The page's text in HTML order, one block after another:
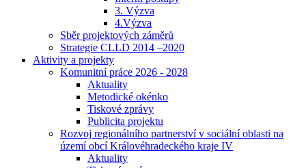
3. Výzva
4.Výzva
Sběr projektových záměrů
Strategie CLLD 2014 –2020
Aktivity a projekty
Komunitní práce 2026 - 2028
Aktuality
Metodické okénko
Tiskové zprávy
Publicita projektu
Rozvoj regionálního partnerství v sociální oblasti na
území obcí Královéhradeckého kraje IV
Aktuality